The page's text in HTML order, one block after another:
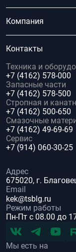
Компания
Контакты
Техника и
+7 (4162) 578-000
Запасные части
+7 (4162) 578-500
Стропная и
+7 (4162) 500-650
Смазочные
+7 (4162) 49-69-69
Сервис
+7 (914) 060-30-25
Адрес
675020, г.
Email
kek@tsblg.ru
Режим работы
Пн-Пт с 08.00 до
Мы есть на